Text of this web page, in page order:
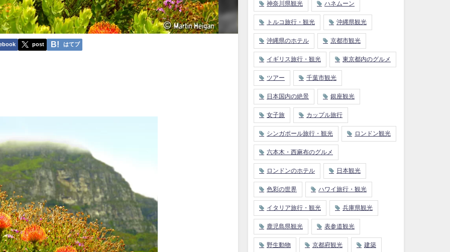
post はてブ
神奈川県観光 ハネムーン
トルコ旅行・観光 沖縄県観光
沖縄県のホテル 京都市観光
イギリス旅行・観光 東京都内のグルメ
ツアー 千葉市観光
日本国内の絶景 銀座観光
女子旅 カップル旅行
シンガポール旅行・観光 ロンドン観光
六本木・西麻布のグルメ
ロンドンのホテル 日本観光
色彩の世界 ハワイ旅行・観光
イタリア旅行・観光 兵庫県観光
鹿児島県観光 表参道観光
野生動物 京都府観光 建築